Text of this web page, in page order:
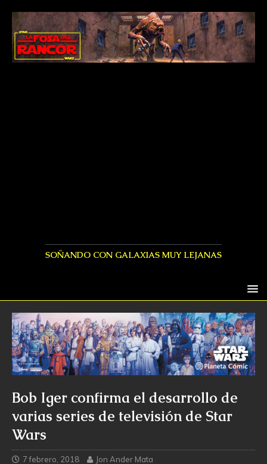
SOÑANDO CON GALAXIAS MUY LEJANAS
Bob Iger confirma el desarrollo de
varias series de televisión de Star
Wars
7 febrero, 2018 Jon Ander Mata